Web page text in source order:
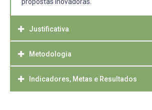
Justificativa
É fato que a educação é transformadora
que visam crescer em conhecimento,
em todos os campos que possam
Metodologia
A SIIEPE conta com quatro comissões: 1)
Geral, 2) Comissão de Edital, Inscrição e
Indicadores, Metas e Resultados